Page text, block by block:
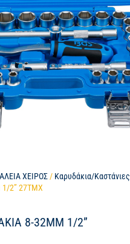
ΧΕΙΡΟΣ / Καρυδάκια/Καστάνιες
1/2” 27ΤΜΧ
8-32MM 1/2”